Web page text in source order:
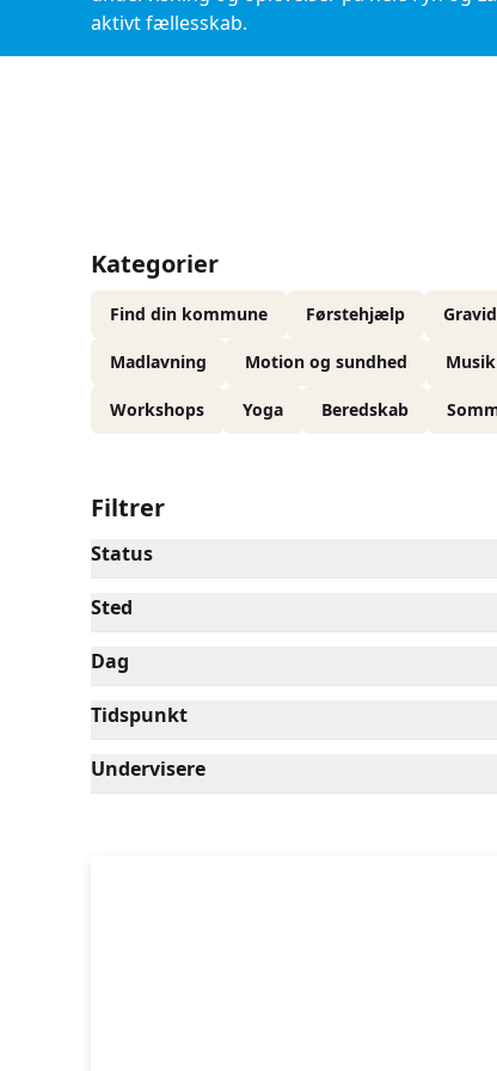
aktivt fællesskab.
Kategorier
Find din kommune Førstehjælp
Madlavning Motion og sundhed
Workshops Yoga Beredskab
Filtrer
Status
Sted
Dag
Tidspunkt
Undervisere